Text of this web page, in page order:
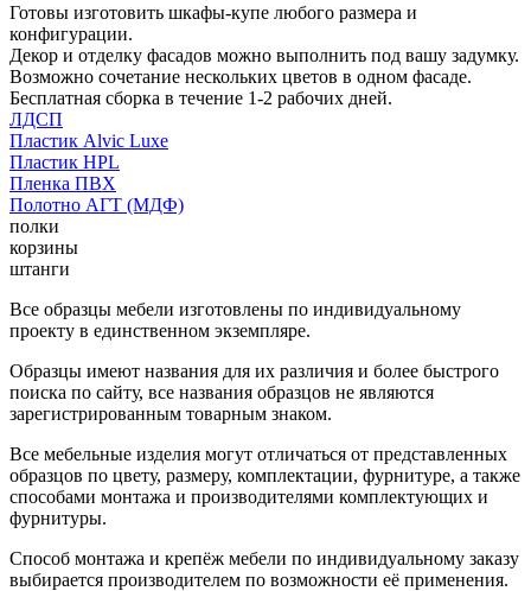
Готовы изготовить шкафы-купе любого размера и
конфигурации.
Декор и отделку фасадов можно выполнить под вашу задумку.
Возможно сочетание нескольких цветов в одном фасаде.
Бесплатная сборка в течение 1-2 рабочих дней.
ЛДСП
Пластик Alvic Luxe
Пластик HPL
Пленка ПВХ
Полотно АГТ (МДФ)
полки
корзины
штанги
Все образцы мебели изготовлены по индивидуальному
проекту в единственном экземпляре.
Образцы имеют названия для их различия и более быстрого
поиска по сайту, все названия образцов не являются
зарегистрированным товарным знаком.
Все мебельные изделия могут отличаться от представленных
образцов по цвету, размеру, комплектации, фурнитуре, а также
способами монтажа и производителями комплектующих и
фурнитуры.
Способ монтажа и крепёж мебели по индивидуальному заказу
выбирается производителем по возможности её применения.